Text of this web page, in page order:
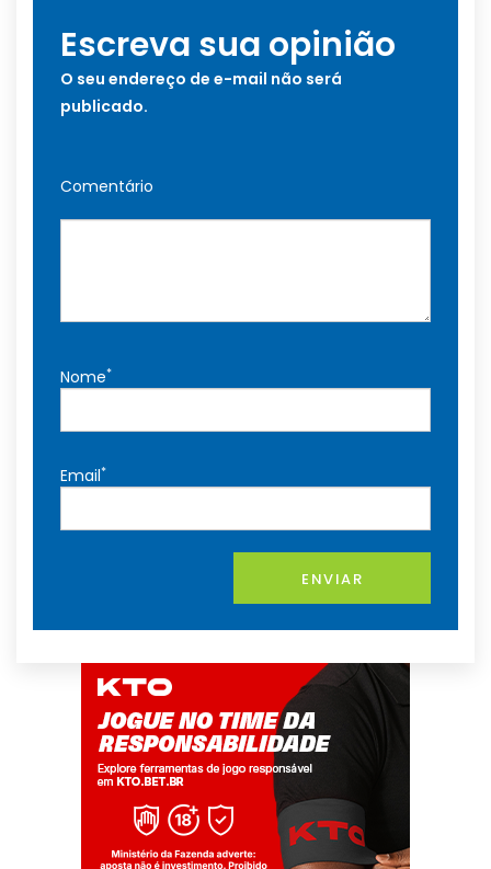
Escreva sua opinião
O seu endereço de e-mail não será
publicado.
Comentário
Nome*
Email*
ENVIAR